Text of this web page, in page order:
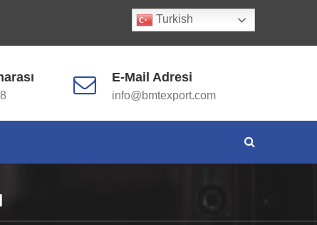
Turkish
E-Mail Adresi
info@bmtexport.com
Katalog İletişim